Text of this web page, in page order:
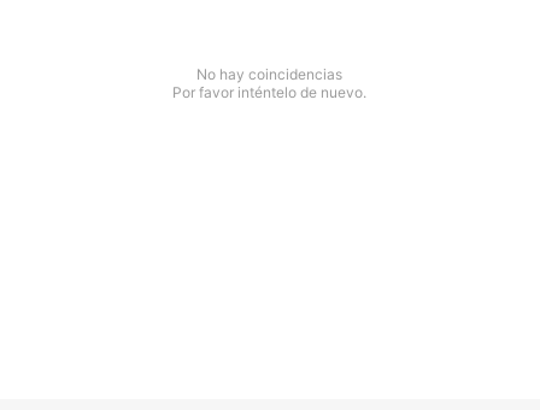
No hay coincidencias
Por favor inténtelo de nuevo.